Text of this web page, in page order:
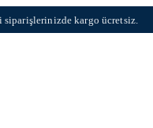
siparişlerinizde kargo ücretsiz.